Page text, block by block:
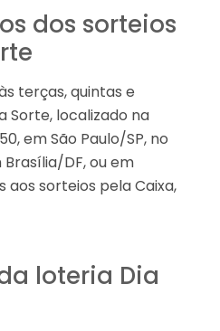
dos sorteios
terças, quintas e
Sorte, localizado na
em São Paulo/SP, no
DF, ou em
sorteios pela Caixa,
loteria Dia